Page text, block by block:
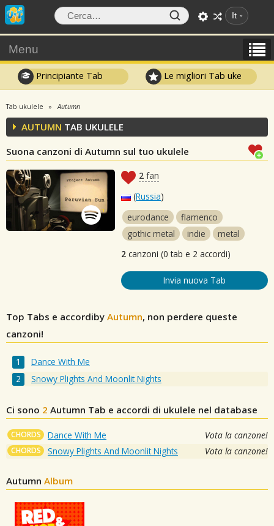
It
Menu
Principiante Tab Le migliori Tab uke
Tab ukulele Autumn
AUTUMN TAB UKULELE
Suona canzoni di Autumn sul tuo ukulele
2 fan
(Russia)
eurodance
flamenco
gothic metal
indie
metal
2 canzoni (0 tab e 2 accordi)
Invia nuova Tab
Top Tabs e accordiby Autumn, non perdere queste
canzoni!
Dance With Me
Snowy Plights And Moonlit Nights
Ci sono 2 Autumn Tab e accordi di ukulele nel database
CHORDS Dance With Me Vota la canzone!
CHORDS Snowy Plights And Moonlit Nights Vota la canzone!
Autumn Album